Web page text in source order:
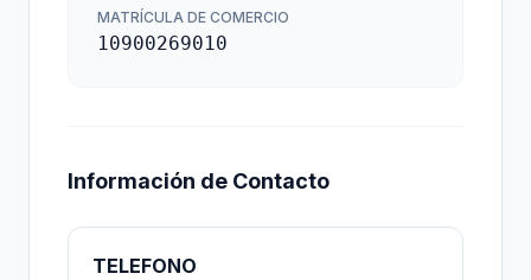
MATRÍCULA DE COMERCIO
10900269010
Información de Contacto
TELEFONO